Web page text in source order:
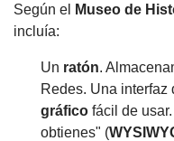
Según el
Museo de
incluía:
Un ratón.
Redes. Una interfaz
gráfico fácil de
obtienes" (